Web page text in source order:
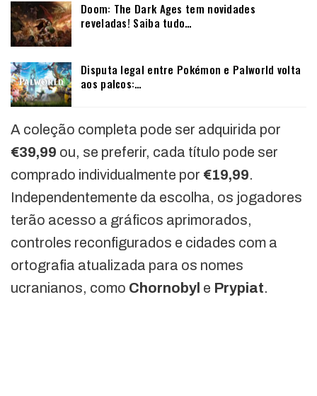
Doom: The Dark Ages tem novidades
reveladas! Saiba tudo…
Disputa legal entre Pokémon e Palworld volta
aos palcos:…
A coleção completa pode ser adquirida por
€39,99 ou, se preferir, cada título pode ser
comprado individualmente por €19,99.
Independentemente da escolha, os jogadores
terão acesso a gráficos aprimorados,
controles reconfigurados e cidades com a
ortografia atualizada para os nomes
ucranianos, como Chornobyl e Prypiat.